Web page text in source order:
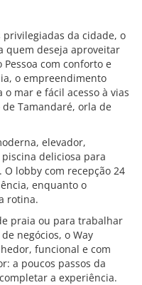
privilegiadas da cidade, o
quem deseja aproveitar
com conforto e
o empreendimento
mar e fácil acesso à vias
Tamandaré, orla de
elevador,
deliciosa para
lobby com recepção 24
enquanto o
rotina.
praia ou para trabalhar
negócios, o Way
funcional e com
a poucos passos da
a experiência.